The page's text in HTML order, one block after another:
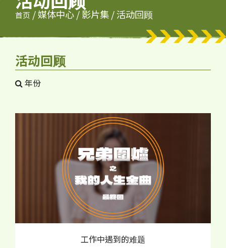
首页 /媒体中心/影片集/活动回顾
活动回顾
年份
工作中遇到的难题